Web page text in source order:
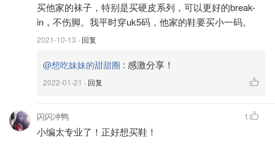
买他家的袜子，特别是买硬皮系列，可以更好的break-
in，不伤脚。我平时穿uk5码，他家的鞋要买小一码。
2021-10-13 · 回复
@想吃妹妹的甜甜圈 : 感激分享！
2022-01-21 · 回复
闪闪冲鸭
小编太专业了！正好想买鞋！
1